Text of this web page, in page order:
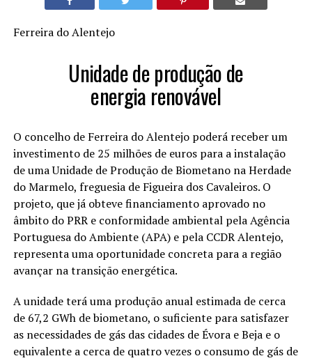
Ferreira do Alentejo
Unidade de produção de
energia renovável
O concelho de Ferreira do Alentejo poderá receber um
investimento de 25 milhões de euros para a instalação
de uma Unidade de Produção de Biometano na Herdade
do Marmelo, freguesia de Figueira dos Cavaleiros. O
projeto, que já obteve financiamento aprovado no
âmbito do PRR e conformidade ambiental pela Agência
Portuguesa do Ambiente (APA) e pela CCDR Alentejo,
representa uma oportunidade concreta para a região
avançar na transição energética.
A unidade terá uma produção anual estimada de cerca
de 67,2 GWh de biometano, o suficiente para satisfazer
as necessidades de gás das cidades de Évora e Beja e o
equivalente a cerca de quatro vezes o consumo de gás de